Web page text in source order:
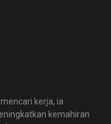
kerja, ia
kemahiran